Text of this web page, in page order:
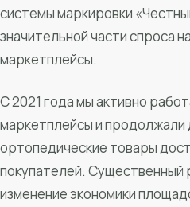
системы маркировки
значительной части спроса
маркетплейсы.
С 2021 года мы активно
маркетплейсы и продолжали
ортопедические товары
покупателей. Существенный
изменение экономики